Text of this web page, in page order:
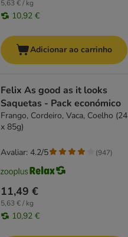
5,63 € / kg
10,92 €
Adicionar ao carrinho
Felix As good as it looks
Saquetas - Pack económico
Frango, Cordeiro, Vaca, Coelho (24
x 85g)
11,49 €
5,63 € / kg
10,92 €
Avaliar: 4.2/5 (947)